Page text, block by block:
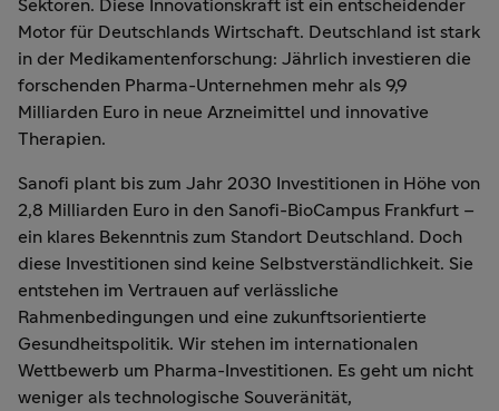
Sektoren. Diese Innovationskraft ist ein entscheidender
Motor für Deutschlands Wirtschaft. Deutschland ist stark
in der Medikamentenforschung: Jährlich investieren die
forschenden Pharma-Unternehmen mehr als 9,9
Milliarden Euro in neue Arzneimittel und innovative
Therapien.
Sanofi plant bis zum Jahr 2030 Investitionen in Höhe von
2,8 Milliarden Euro in den Sanofi-BioCampus Frankfurt –
ein klares Bekenntnis zum Standort Deutschland. Doch
diese Investitionen sind keine Selbstverständlichkeit. Sie
entstehen im Vertrauen auf verlässliche
Rahmenbedingungen und eine zukunftsorientierte
Gesundheitspolitik. Wir stehen im internationalen
Wettbewerb um Pharma-Investitionen. Es geht um nicht
weniger als technologische Souveränität,